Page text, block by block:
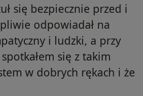
się bezpiecznie przed i
odpowiadał na
i ludzki, a przy
się z takim
w dobrych rękach i że